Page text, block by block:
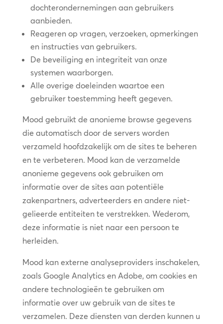
dochterondernemingen aan gebruikers
aanbieden.
Reageren op vragen, verzoeken, opmerkingen
en instructies van gebruikers.
De beveiliging en integriteit van onze
systemen waarborgen.
Alle overige doeleinden waartoe een
gebruiker toestemming heeft gegeven.
Mood gebruikt de anonieme browse gegevens
die automatisch door de servers worden
verzameld hoofdzakelijk om de sites te beheren
en te verbeteren. Mood kan de verzamelde
anonieme gegevens ook gebruiken om
informatie over de sites aan potentiële
zakenpartners, adverteerders en andere niet-
gelieerde entiteiten te verstrekken. Wederom,
deze informatie is niet naar een persoon te
herleiden.
Mood kan externe analyseproviders inschakelen,
zoals Google Analytics en Adobe, om cookies en
andere technologieën te gebruiken om
informatie over uw gebruik van de sites te
verzamelen. Deze diensten van derden kunnen u